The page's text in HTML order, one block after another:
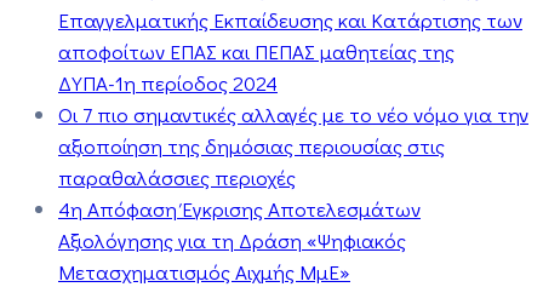
Επαγγελματικής Εκπαίδευσης και Κατάρτισης των
αποφοίτων ΕΠΑΣ και ΠΕΠΑΣ μαθητείας της
ΔΥΠΑ-1η περίοδος 2024
Οι 7 πιο σημαντικές αλλαγές με το νέο νόμο για την
αξιοποίηση της δημόσιας περιουσίας στις
παραθαλάσσιες περιοχές
4η Απόφαση Έγκρισης Αποτελεσμάτων
Αξιολόγησης για τη Δράση «Ψηφιακός
Μετασχηματισμός Αιχμής ΜμΕ»